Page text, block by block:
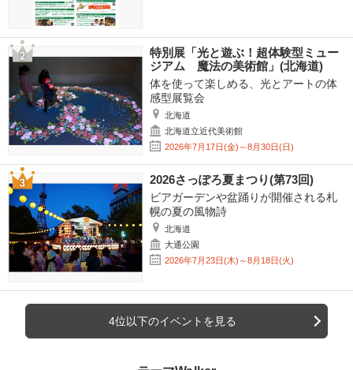
特別展「光と遊ぶ！超体験型ミュー
ジアム 魔法の美術館」(北海道)
体を使って楽しめる、光とアートの体
感型展覧会
北海道
北海道立近代美術館
2026年7月17日(金)～8月30日(日)
2026さっぽろ夏まつり(第73回)
ビアガーデンや盆踊りが開催される札
幌の夏の風物詩
北海道
大通公園
2026年7月23日(木)～8月18日(火)
4位以下のイベントを見る